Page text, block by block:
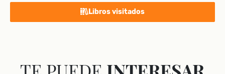
Libros visitados